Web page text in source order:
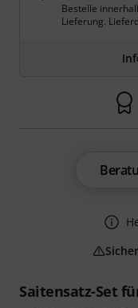
Saitensatz-Set
Bestelle
Lieferung.